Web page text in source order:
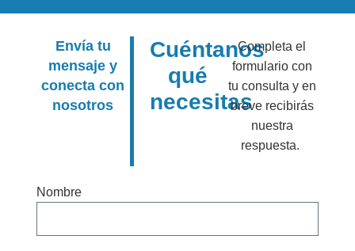
Envía tu
mensaje y
conecta con
nosotros
Cuéntanos
qué
necesitas
Completa el
formulario con
tu consulta y en
breve recibirás
nuestra
respuesta.
Nombre